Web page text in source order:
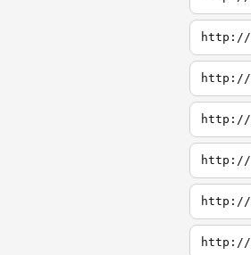
http://
http://
http://
http://
http://
http://